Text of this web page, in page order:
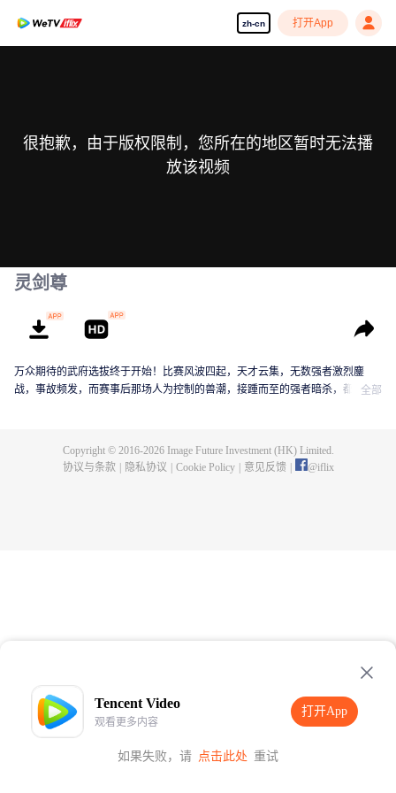
zh-cn 打开App
Tencent Video
观看更多内容
打开App
如果失败，请 点击此处 重试
打开App
很抱歉，由于版权限制，您所在的地区暂时无法播
放该视频
灵剑尊
万众期待的武府选拔终于开始！比赛风波四起，天才云集，无数强者激烈鏖
战，事故频发，而赛事后那场人为控制的兽潮，接踵而至的强者暗杀，都显示
全部
Copyright © 2016-2026Image Future Investment (HK) Limited.
协议与条款
隐私协议 Cookie Policy 意见反馈 @iflix